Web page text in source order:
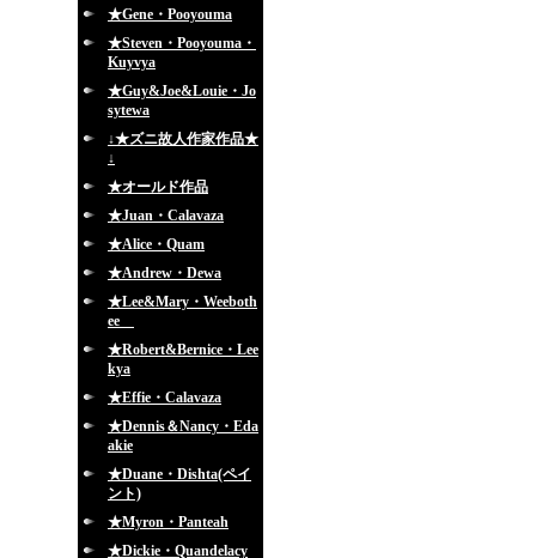
★Gene・Pooyouma
★Steven・Pooyouma・
Kuyvya
★Guy&Joe&Louie・Jo
sytewa
↓★ズニ故人作家作品★
↓
★オールド作品
★Juan・Calavaza
★Alice・Quam
★Andrew・Dewa
★Lee&Mary・Weeboth
ee
★Robert&Bernice・Lee
kya
★Effie・Calavaza
★Dennis＆Nancy・Eda
akie
★Duane・Dishta(ペイ
ント)
★Myron・Panteah
★Dickie・Quandelacy